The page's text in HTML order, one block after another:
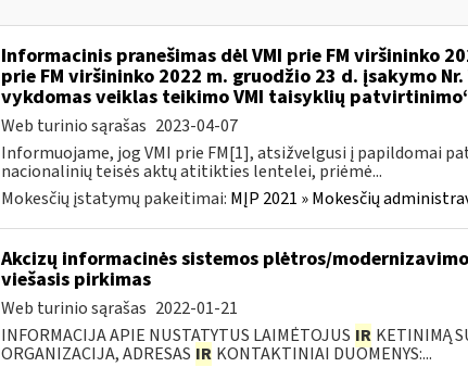
Informacinis pranešimas dėl VMI prie FM viršininko
prie FM viršininko 2022 m. gruodžio 23 d. įsakymo
vykdomas veiklas teikimo VMI taisyklių
Web turinio sąrašas 2023-04-07
Informuojame, jog VMI prie FM[1], atsižvelgusi į papildomai
nacionalinių teisės aktų atitikties lentelei, priėmė...
Mokesčių įstatymų pakeitimai: MĮP 2021 » Mokesčių
Akcizų informacinės sistemos plėtros/
viešasis pirkimas
Web turinio sąrašas 2022-01-21
INFORMACIJA APIE NUSTATYTUS LAIMĖTOJUS IR KETINIMĄ
ORGANIZACIJA, ADRESAS IR KONTAKTINIAI DUOMENYS:...